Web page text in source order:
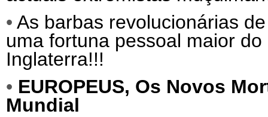
• As barbas revolucionárias
uma fortuna pessoal maior
Inglaterra!!!
• EUROPEUS, Os Novos
Mundial